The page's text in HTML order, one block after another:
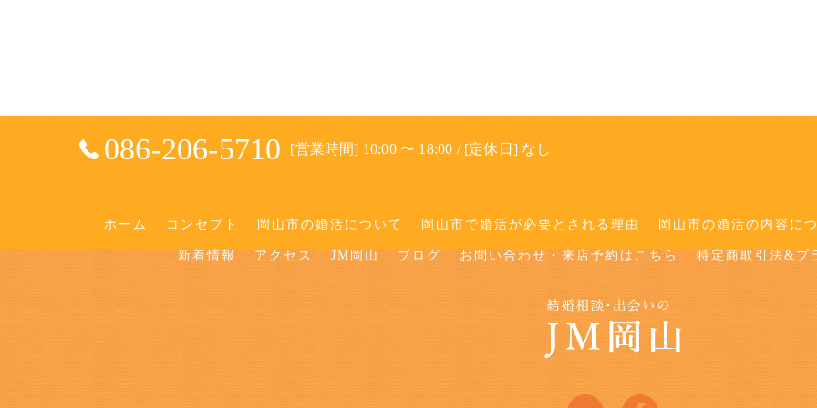
086-206-5710 [営業時間] 10:00 〜 18:00 / [定休日] なし
ホーム コンセプト 岡山市の婚活について 岡山市で婚活が必要とされる理由 岡山市の婚活の内容に
新着情報 アクセス JM岡山 ブログ お問い合わせ・来店予約はこちら 特定商取引法&プ